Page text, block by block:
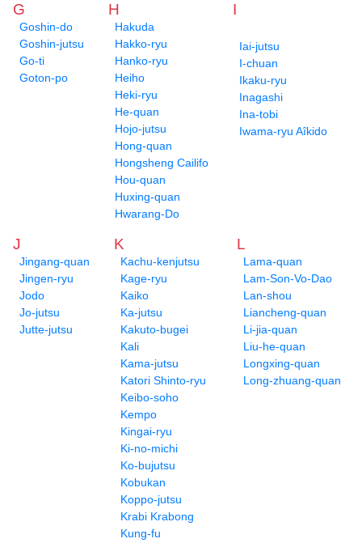
G
Goshin-do
Goshin-jutsu
Go-ti
Goton-po
H
Hakuda
Hakko-ryu
Hanko-ryu
Heiho
Heki-ryu
He-quan
Hojo-jutsu
Hong-quan
Hongsheng Cailifo
Hou-quan
Huxing-quan
Hwarang-Do
I
Iai-jutsu
I-chuan
Ikaku-ryu
Inagashi
Ina-tobi
Iwama-ryu Aîkido
J
Jingang-quan
Jingen-ryu
Jodo
Jo-jutsu
Jutte-jutsu
K
Kachu-kenjutsu
Kage-ryu
Kaiko
Ka-jutsu
Kakuto-bugei
Kali
Kama-jutsu
Katori Shinto-ryu
Keibo-soho
Kempo
Kingai-ryu
Ki-no-michi
Ko-bujutsu
Kobukan
Koppo-jutsu
Krabi Krabong
Kung-fu
L
Lama-quan
Lam-Son-Vo-Dao
Lan-shou
Liancheng-quan
Li-jia-quan
Liu-he-quan
Longxing-quan
Long-zhuang-quan